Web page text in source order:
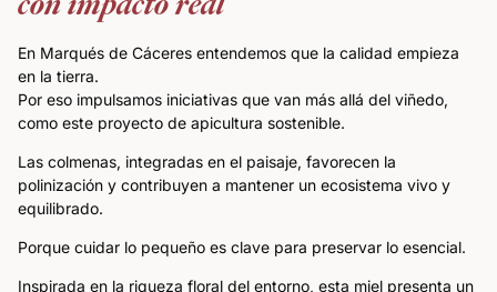
En Marqués de Cáceres entendemos que la calidad empieza
en la tierra.
Por eso impulsamos iniciativas que van más allá del viñedo,
como este proyecto de apicultura sostenible.
Las colmenas, integradas en el paisaje, favorecen la
polinización y contribuyen a mantener un ecosistema vivo y
equilibrado.
Porque cuidar lo pequeño es clave para preservar lo esencial.
Inspirada en la riqueza floral del entorno, esta miel presenta un